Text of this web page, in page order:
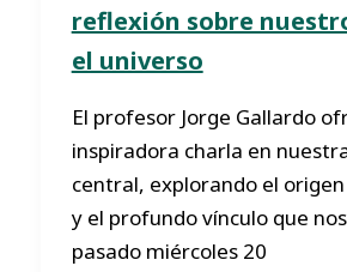
reflexión sobre
el universo
El profesor Jorge Gallardo
inspiradora charla en
central, explorando el
y el profundo vínculo que
pasado miércoles 20